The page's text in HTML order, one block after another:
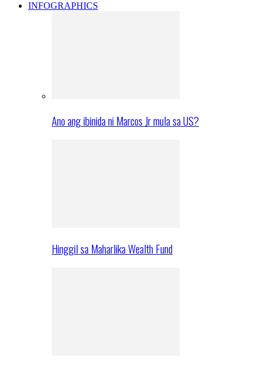
INFOGRAPHICS
Ano ang ibinida ni Marcos Jr mula sa US?
Hinggil sa Maharlika Wealth Fund